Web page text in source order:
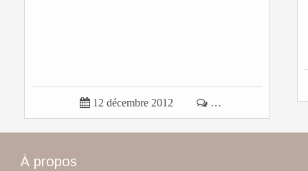
 12 décembre 2012  …
À propos